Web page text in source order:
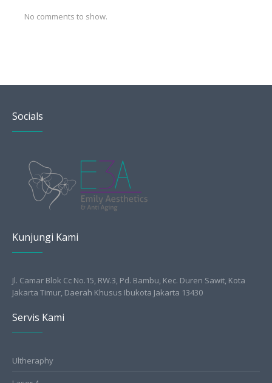
No comments to show.
Socials
Kunjungi Kami
Jl. Camar Blok Cc No.15, RW.3, Pd. Bambu, Kec. Duren Sawit, Kota
Jakarta Timur, Daerah Khusus Ibukota Jakarta 13430
Servis Kami
Ultheraphy